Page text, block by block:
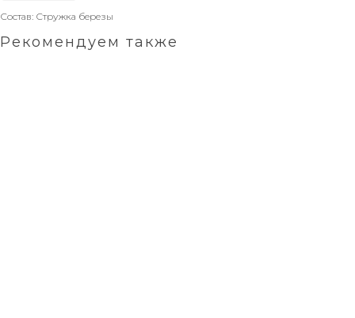
Состав: Стружка березы
Рекомендуем также